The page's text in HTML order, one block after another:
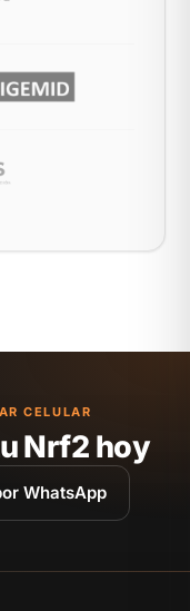
CELULAR
Nrf2 hoy
WhatsApp